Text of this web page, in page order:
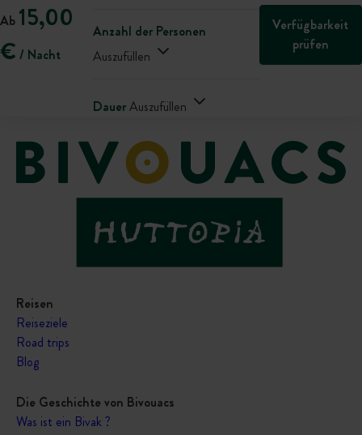
Ab 15,00
€ / Nacht
Anzahl der Personen
Auszufüllen
DauerAuszufüllen
Verfügbarkeit
prüfen
Reisen
Reiseziele
Road trips
Blog
Die Geschichte von Bivouacs
Was ist ein Bivak ?